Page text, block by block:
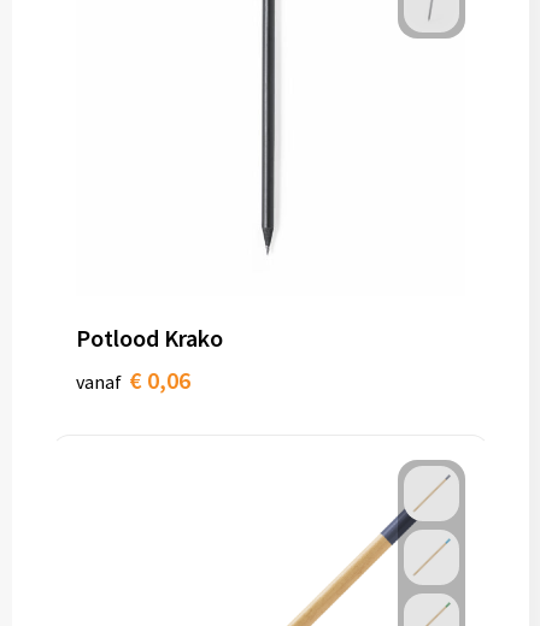
Potlood Krako
vanaf € 0,06